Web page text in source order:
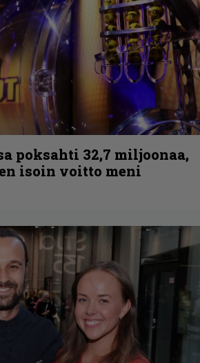
poksahti 32,7 miljoonaa,
isoin voitto meni